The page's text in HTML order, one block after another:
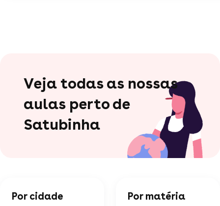
Veja todas as nossas
aulas perto de
Satubinha
Por cidade Por matéria